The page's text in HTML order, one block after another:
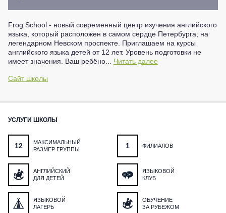
Frog School - новый современный центр изучения английского
языка, который расположен в самом сердце Петербурга, на
легендарном Невском проспекте. Приглашаем на курсы
английского языка детей от 12 лет. Уровень подготовки не
имеет значения. Ваш ребёно... Читать далее
Сайт школы
УСЛУГИ ШКОЛЫ
12
МАКСИМАЛЬНЫЙ
РАЗМЕР ГРУППЫ
1 ФИЛИАЛОВ
АНГЛИЙСКИЙ
ДЛЯ ДЕТЕЙ
ЯЗЫКОВОЙ
КЛУБ
ЯЗЫКОВОЙ
ЛАГЕРЬ
ОБУЧЕНИЕ
ЗА РУБЕЖОМ